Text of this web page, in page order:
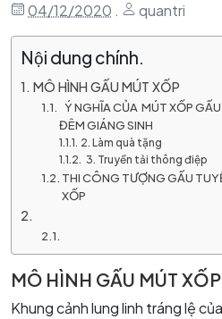
04/12/2020 . quantri
Nội dung chính.
MÔ HÌNH GẤU MÚT XỐP
Ý NGHĨA CỦA MÚT XỐP
ĐÊM GIÁNG SINH
2. Làm quà tặng
3. Truyền tải thông điệp
THI CÔNG TƯỢNG GẤU
XỐP
MÔ HÌNH GẤU MÚT XỐP
Khung cảnh lung linh tráng lệ